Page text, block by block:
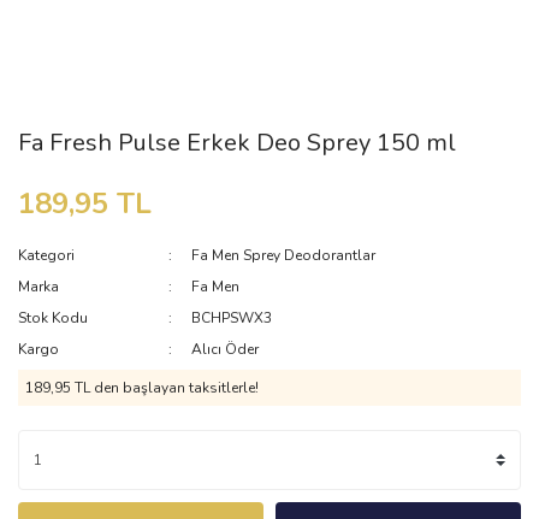
Fa Fresh Pulse Erkek Deo Sprey 150 ml
189,95 TL
Kategori
Fa Men Sprey Deodorantlar
Marka
Fa Men
Stok Kodu
BCHPSWX3
Kargo
Alıcı Öder
189,95 TL den başlayan taksitlerle!